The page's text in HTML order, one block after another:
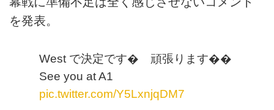
を発表。
West で決定です� 頑張ります��
See you at A1
pic.twitter.com/Y5LxnjqDM7